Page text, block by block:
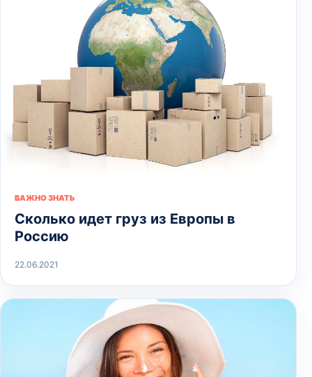
ВАЖНО ЗНАТЬ
Сколько идет груз из Европы в
Россию
22.06.2021